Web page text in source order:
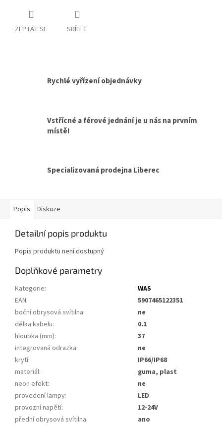
ZEPTAT SE SDÍLET
Rychlé vyřízení objednávky
Vstřícné a férové jednání je u nás na prvním
místě!
Specializovaná prodejna Liberec
Popis Diskuze
Detailní popis produktu
Popis produktu není dostupný
Doplňkové parametry
Kategorie:
WAS
EAN:
5907465122351
boční obrysová svítilna:
ne
délka kabelu:
0.1
hloubka (mm):
37
integrovaná odrazka:
ne
krytí:
IP66/IP68
materiál:
guma, plast
neon efekt:
ne
provedení lampy:
LED
provozní napětí:
12-24V
přední obrysová svítilna:
ano